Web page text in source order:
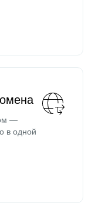
—
в одной